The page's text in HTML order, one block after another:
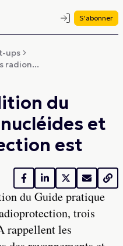
S'abonner
ups
radion...
du
et
est
du Guide pratique
trois
rappellent les